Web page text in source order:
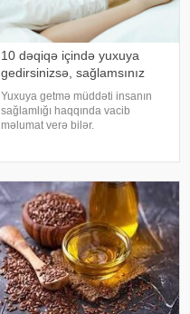
10 dəqiqə içində yuxuya
gedirsinizsə, sağlamsınız
Yuxuya getmə müddəti insanın
sağlamlığı haqqında vacib
məlumat verə bilər.
üzrə mütəxəssis Mişel Drerupun
sözlərinə görə